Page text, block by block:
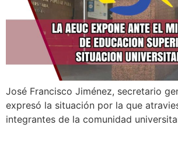
José Francisco Jiménez, secretario
expresó la situación por la que
integrantes de la comunidad